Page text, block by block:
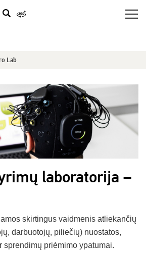
Lab
laboratorija –
skirtingus vaidmenis atliekančių
darbuotojų, piliečių) nuostatos,
sprendimų priėmimo ypatumai.